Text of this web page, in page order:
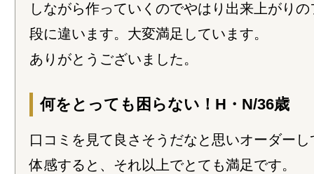
しながら作っていくのでやはり出来上がり
段に違います。大変満足しています。
ありがとうございました。
何をとっても困らない！H・N/36歳
口コミを見て良さそうだなと思いオーダー
体感すると、それ以上でとても満足です。